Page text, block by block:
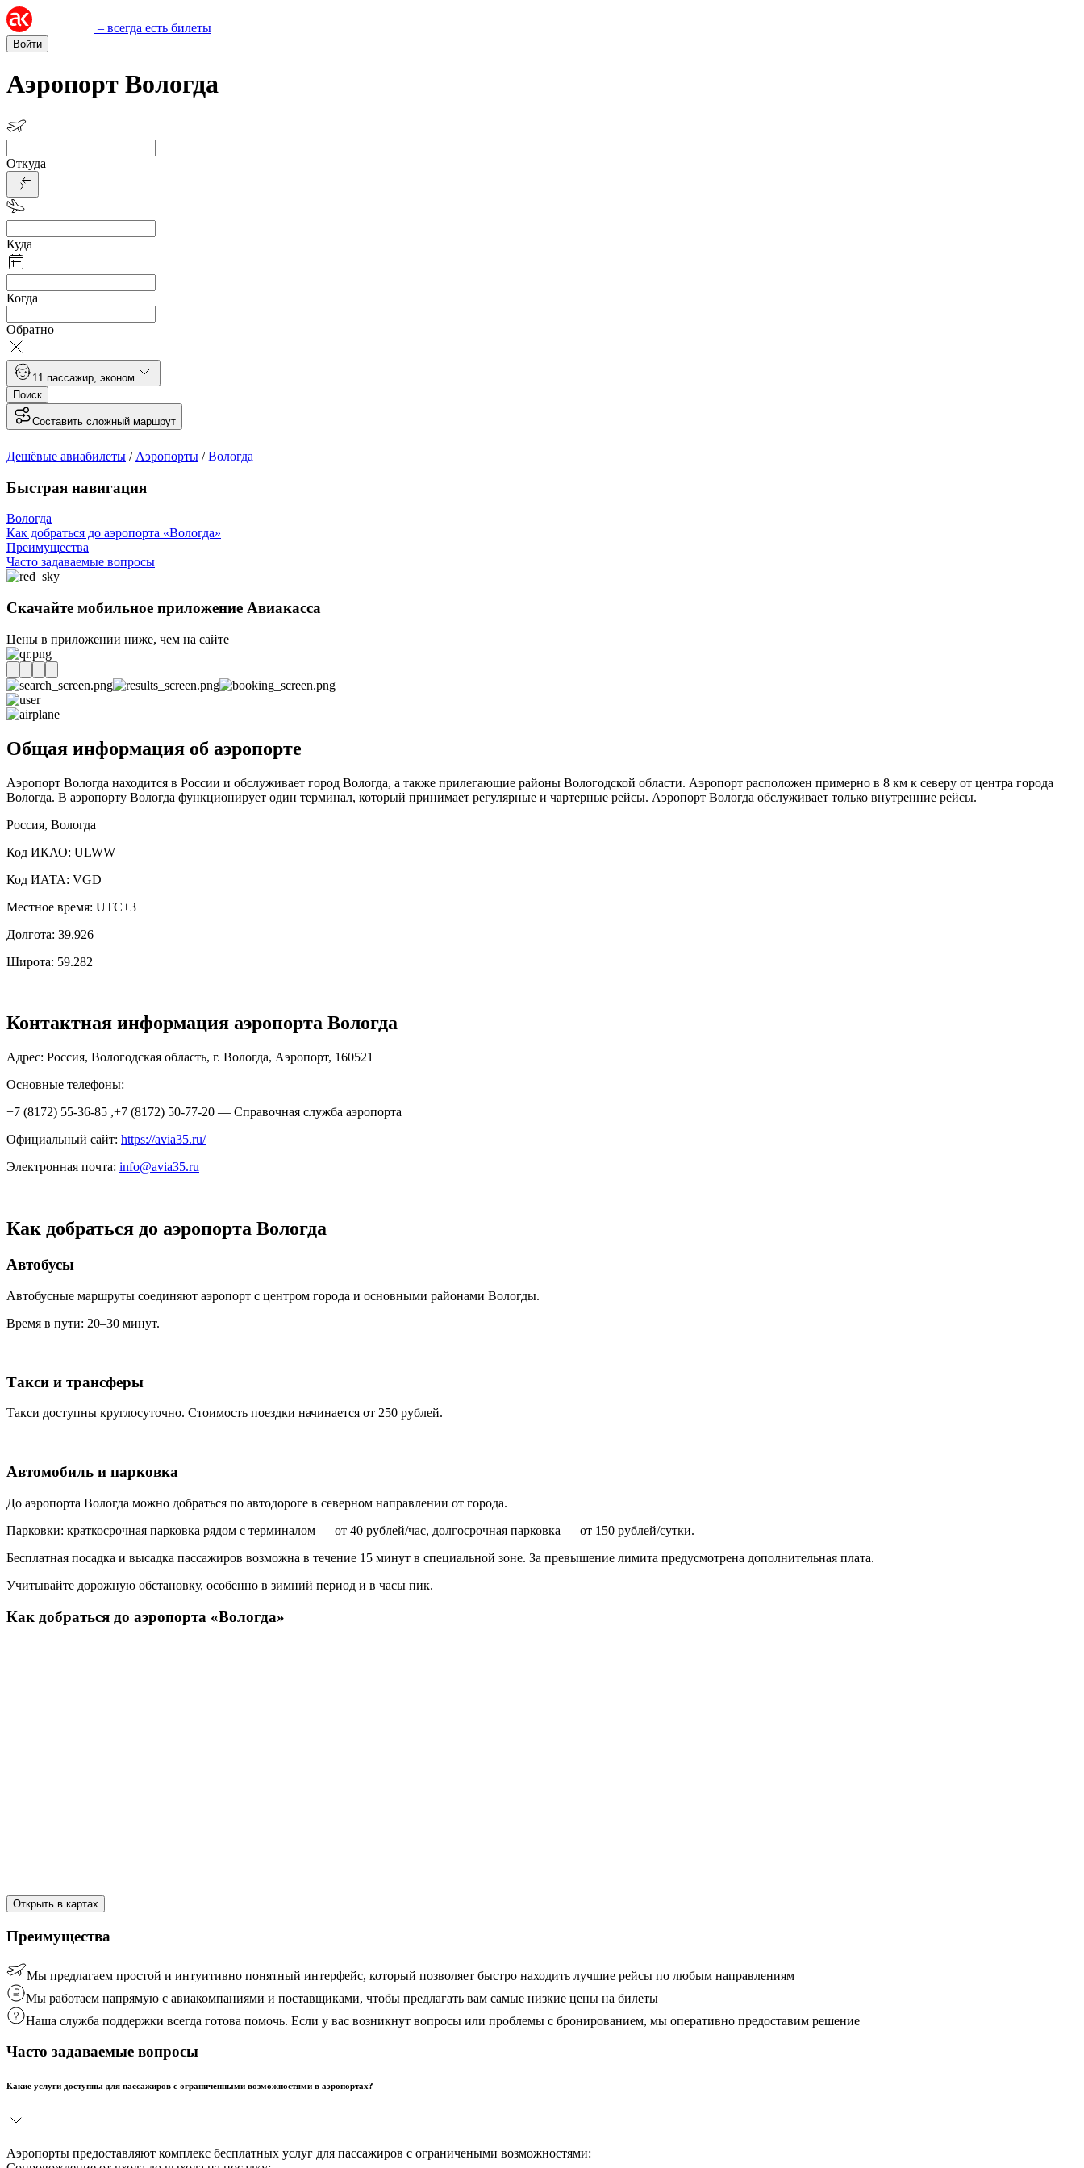
– всегда есть билеты
Войти
Аэропорт Вологда
Откуда
Куда
Когда
Обратно
1 1 пассажир эконом
Поиск
Составить сложный маршрут
Дешёвые авиабилеты / Аэропорты /Вологда
Быстрая навигация
Вологда
Как добраться до аэропорта «Вологда»
Преимущества
Часто задаваемые вопросы
Скачайте мобильное приложение Авиакасса
Цены в приложении ниже, чем на сайте
Общая информация об аэропорте
Аэропорт Вологда находится в России и обслуживает город Вологда, а также прилегающие районы Вологодской области. Аэропорт расположен примерно в 8 км к северу от центра города
Вологда. В аэропорту Вологда функционирует один терминал, который принимает регулярные и чартерные рейсы. Аэропорт Вологда обслуживает только внутренние рейсы.
Россия, Вологда
Код ИКАО: ULWW
Код ИАТА: VGD
Местное время: UTC+3
Долгота: 39.926
Широта: 59.282
Контактная информация аэропорта Вологда
Адрес: Россия, Вологодская область, г. Вологда, Аэропорт, 160521
Основные телефоны:
+7 (8172) 55-36-85 ,+7 (8172) 50-77-20 — Справочная служба аэропорта
Официальный сайт: https://avia35.ru/
Электронная почта: info@avia35.ru
Как добраться до аэропорта Вологда
Автобусы
Автобусные маршруты соединяют аэропорт с центром города и основными районами Вологды.
Время в пути: 20–30 минут.
Такси и трансферы
Такси доступны круглосуточно. Стоимость поездки начинается от 250 рублей.
Автомобиль и парковка
До аэропорта Вологда можно добраться по автодороге в северном направлении от города.
Парковки: краткосрочная парковка рядом с терминалом — от 40 рублей/час, долгосрочная парковка — от 150 рублей/сутки.
Бесплатная посадка и высадка пассажиров возможна в течение 15 минут в специальной зоне. За превышение лимита предусмотрена дополнительная плата.
Учитывайте дорожную обстановку, особенно в зимний период и в часы пик.
Как добраться до аэропорта «Вологда»
Открыть в картах
Преимущества
Мы предлагаем простой и интуитивно понятный интерфейс, который позволяет быстро находить лучшие рейсы по любым направлениям
Мы работаем напрямую с авиакомпаниями и поставщиками, чтобы предлагать вам самые низкие цены на билеты
Наша служба поддержки всегда готова помочь. Если у вас возникнут вопросы или проблемы с бронированием, мы оперативно предоставим решение
Часто задаваемые вопросы
Какие услуги доступны для пассажиров с ограниченными возможностями в аэропортах?
Аэропорты предоставляют комплекс бесплатных услуг для пассажиров с ограничеными возможностями: